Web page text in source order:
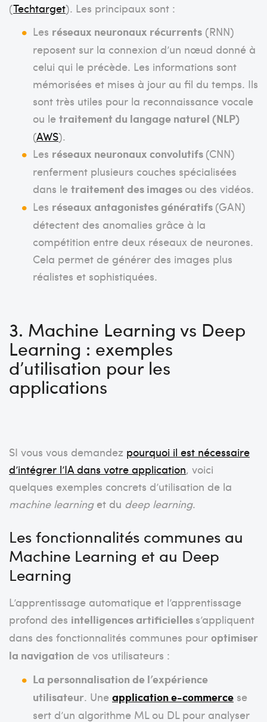
(Techtarget). Les principaux sont :
Les réseaux neuronaux récurrents (RNN)
reposent sur la connexion d’un nœud donné à
celui qui le précède. Les informations sont
mémorisées et mises à jour au fil du temps. Ils
sont très utiles pour la reconnaissance vocale
ou le traitement du langage naturel (NLP)
(AWS).
Les réseaux neuronaux convolutifs (CNN)
renferment plusieurs couches spécialisées
dans le traitement des images ou des vidéos.
Les réseaux antagonistes génératifs (GAN)
détectent des anomalies grâce à la
compétition entre deux réseaux de neurones.
Cela permet de générer des images plus
réalistes et sophistiquées.
3. Machine Learning vs Deep
Learning : exemples
d’utilisation pour les
applications
SI vous vous demandez pourquoi il est nécessaire
d’intégrer l’IA dans votre application, voici
quelques exemples concrets d’utilisation de la
machine learninget du deep learning.
Les fonctionnalités communes au
Machine Learning et au Deep
Learning
L’apprentissage automatique et l’apprentissage
profond des intelligences artificielles s’appliquent
dans des fonctionnalités communes pour optimiser
la navigation de vos utilisateurs :
La personnalisation de l’expérience
utilisateur. Une application e-commerce se
sert d’un algorithme ML ou DL pour analyser